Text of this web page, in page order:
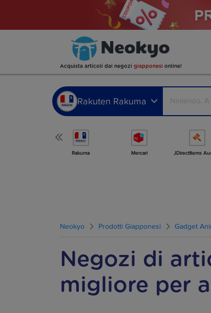
Acquista articoli dai negozi giapponesi online!
Rakuten Rakuma
Rakuma Mercari JDirectItems
Neokyo Prodotti Giapponesi Gadget
Negozi di
migliore per